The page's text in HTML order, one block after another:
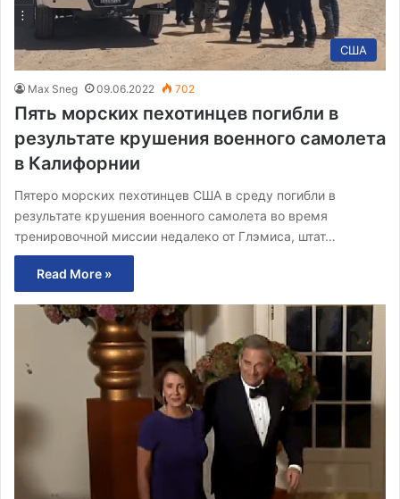
США
Max Sneg 09.06.2022 702
Пять морских пехотинцев погибли в
результате крушения военного самолета
в Калифорнии
Пятеро морских пехотинцев США в среду погибли в
результате крушения военного самолета во время
тренировочной миссии недалеко от Глэмиса, штат…
Read More »